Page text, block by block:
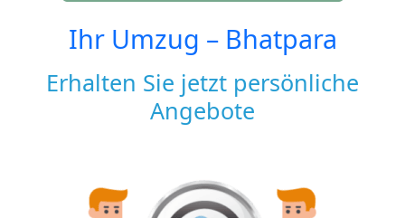
Ihr Umzug – Bhatpara
Erhalten Sie jetzt persönliche
Angebote